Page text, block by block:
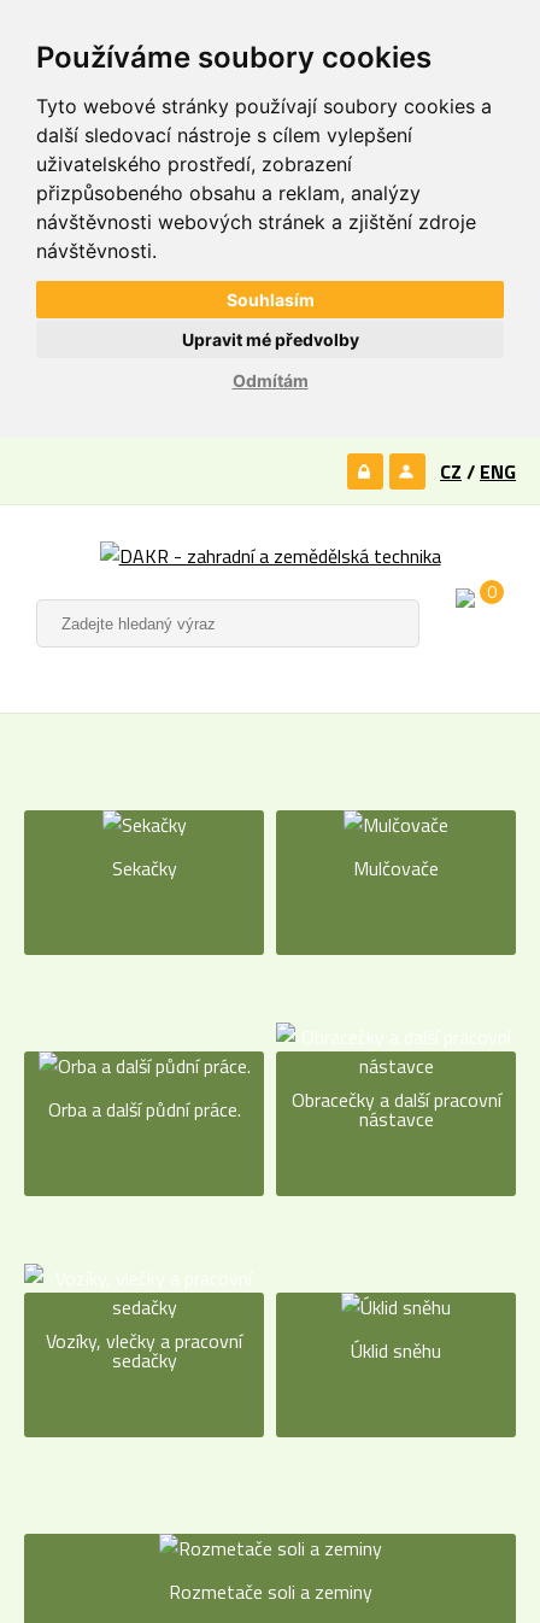
Používáme soubory cookies
Tyto webové stránky používají soubory cookies a
další sledovací nástroje s cílem vylepšení
uživatelského prostředí, zobrazení
přizpůsobeného obsahu a reklam, analýzy
návštěvnosti webových stránek a zjištění zdroje
návštěvnosti.
Souhlasím
Odmítám
Upravit mé předvolby
CZ / ENG
0
Sekačky Mulčovače
Orba a další půdní práce. Obracečky a další pracovní
nástavce
Vozíky, vlečky a pracovní
sedačky Úklid sněhu
Rozmetače soli a zeminy